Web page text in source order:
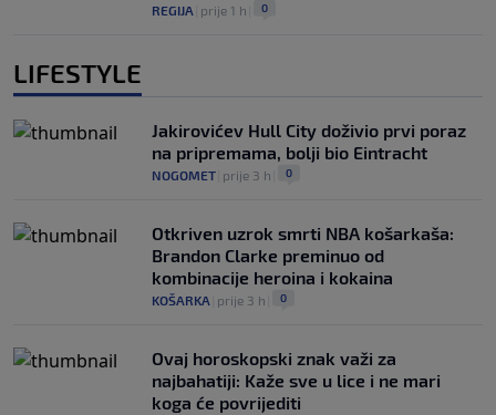
REGIJA prije 1 h 0
LIFESTYLE
Jakirovićev Hull City doživio prvi poraz
na pripremama, bolji bio Eintracht
NOGOMET prije 3 h 0
Otkriven uzrok smrti NBA košarkaša:
Brandon Clarke preminuo od
kombinacije heroina i kokaina
KOŠARKA prije 3 h 0
Ovaj horoskopski znak važi za
najbahatiji: Kaže sve u lice i ne mari
koga će povrijediti